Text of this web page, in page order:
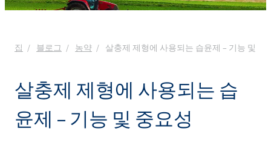
집 블로그 농약 살충제 제형에 사용되는 습윤제 – 기능 및 중
살충제 제형에 사용되는 습
윤제 – 기능 및 중요성